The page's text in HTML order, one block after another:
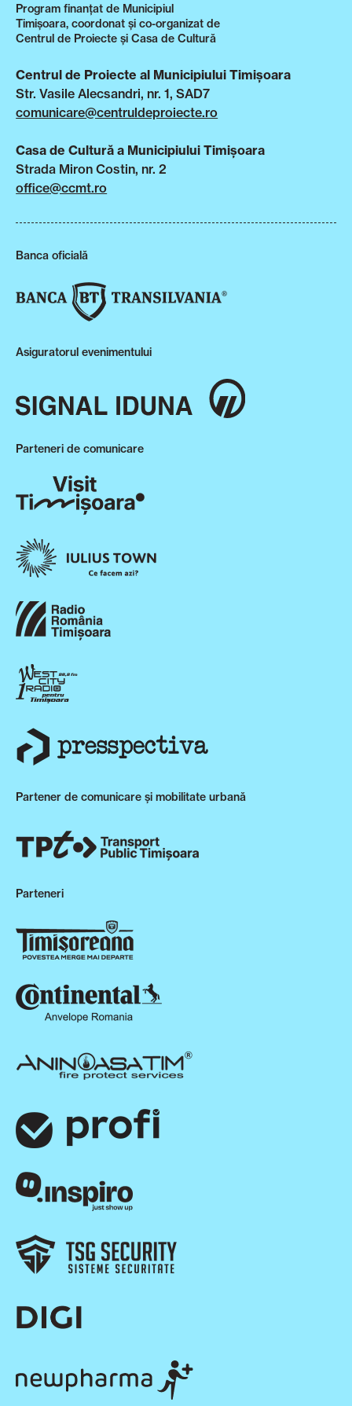
Program finanțat de Municipiul
Timișoara, coordonat și co-organizat de
Centrul de Proiecte și Casa de Cultură
Centrul de Proiecte al Municipiului Timișoara
Str. Vasile Alecsandri, nr. 1, SAD7
comunicare@centruldeproiecte.ro
Casa de Cultură a Municipiului Timișoara
Strada Miron Costin, nr. 2
office@ccmt.ro
Banca oficială
Asiguratorul evenimentului
Parteneri de comunicare
Partener de comunicare și mobilitate urbană
Parteneri